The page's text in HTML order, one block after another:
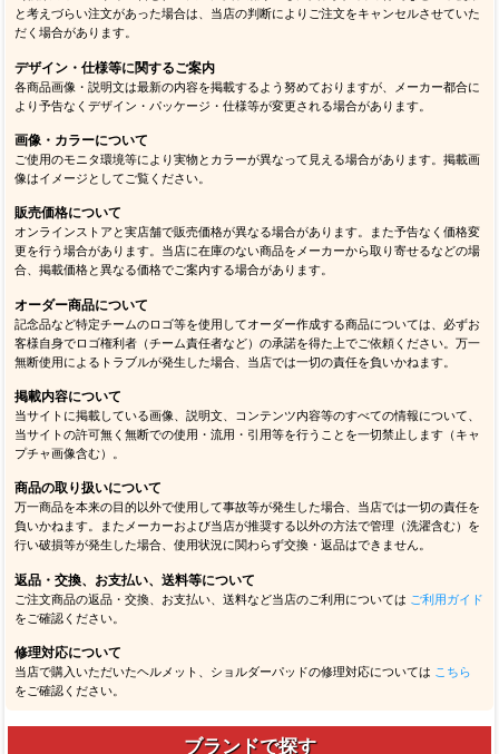
と考えづらい注文があった場合は、当店の判断によりご注文をキャンセルさせていた
だく場合があります。
デザイン・仕様等に関するご案内
各商品画像・説明文は最新の内容を掲載するよう努めておりますが、メーカー都合に
より予告なくデザイン・パッケージ・仕様等が変更される場合があります。
画像・カラーについて
ご使用のモニタ環境等により実物とカラーが異なって見える場合があります。掲載画
像はイメージとしてご覧ください。
販売価格について
オンラインストアと実店舗で販売価格が異なる場合があります。また予告なく価格変
更を行う場合があります。当店に在庫のない商品をメーカーから取り寄せるなどの場
合、掲載価格と異なる価格でご案内する場合があります。
オーダー商品について
記念品など特定チームのロゴ等を使用してオーダー作成する商品については、必ずお
客様自身でロゴ権利者（チーム責任者など）の承諾を得た上でご依頼ください。万一
無断使用によるトラブルが発生した場合、当店では一切の責任を負いかねます。
掲載内容について
当サイトに掲載している画像、説明文、コンテンツ内容等のすべての情報について、
当サイトの許可無く無断での使用・流用・引用等を行うことを一切禁止します（キャ
プチャ画像含む）。
商品の取り扱いについて
万一商品を本来の目的以外で使用して事故等が発生した場合、当店では一切の責任を
負いかねます。またメーカーおよび当店が推奨する以外の方法で管理（洗濯含む）を
行い破損等が発生した場合、使用状況に関わらず交換・返品はできません。
返品・交換、お支払い、送料等について
ご注文商品の返品・交換、お支払い、送料など当店のご利用については ご利用ガイド
をご確認ください。
修理対応について
当店で購入いただいたヘルメット、ショルダーパッドの修理対応については こちら
をご確認ください。
ブランドで探す